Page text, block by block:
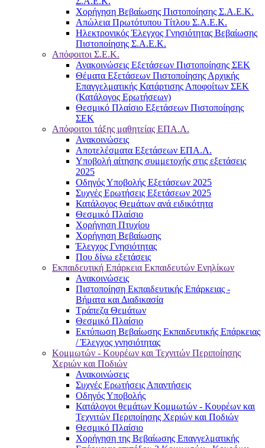
Χορήγηση Βεβαίωσης Πιστοποίησης Σ.Α.Ε.Κ.
Απώλεια Πρωτότυπου Τίτλου Σ.Α.Ε.Κ.
Ηλεκτρονικός Έλεγχος Γνησιότητας Βεβαίωσης
Πιστοποίησης Σ.Α.Ε.Κ.
Απόφοιτοι Σ.Ε.Κ.
Ανακοινώσεις Εξετάσεων Πιστοποίησης ΣΕΚ
Θέματα Εξετάσεων Πιστοποίησης Αρχικής
Επαγγελματικής Κατάρτισης Αποφοίτων ΣΕΚ
(Κατάλογος Ερωτήσεων)
Θεσμικό Πλαίσιο Εξετάσεων Πιστοποίησης
ΣΕΚ
Απόφοιτοι τάξης μαθητείας ΕΠΑ.Λ.
Ανακοινώσεις
Αποτελέσματα Εξετάσεων ΕΠΑ.Λ.
Υποβολή αίτησης συμμετοχής στις εξετάσεις
2025
Οδηγός Υποβολής Εξετάσεων 2025
Συχνές Ερωτήσεις Εξετάσεων 2025
Κατάλογος Θεμάτων ανά ειδικότητα
Θεσμικό Πλαίσιο
Χορήγηση Πτυχίου
Χορήγηση Βεβαίωσης
Έλεγχος Γνησιότητας
Που δίνω εξετάσεις
Εκπαιδευτική Επάρκεια Εκπαιδευτών Ενηλίκων
Ανακοινώσεις
Πιστοποίηση Εκπαιδευτικής Επάρκειας -
Βήματα και Διαδικασία
Τράπεζα Θεμάτων
Θεσμικό Πλαίσιο
Εκτύπωση Βεβαίωσης Εκπαιδευτικής Επάρκειας
/ Έλεγχος γνησιότητας
Κομμωτών - Κουρέων και Τεχνιτών Περιποίησης
Χεριών και Ποδιών
Ανακοινώσεις
Συχνές Ερωτήσεις Απαντήσεις
Οδηγός Υποβολής
Κατάλογοι θεμάτων Κομμωτών - Κουρέων και
Τεχνιτών Περιποίησης Χεριών και Ποδιών
Θεσμικό Πλαίσιο
Χορήγηση της Βεβαίωσης Επαγγελματικής